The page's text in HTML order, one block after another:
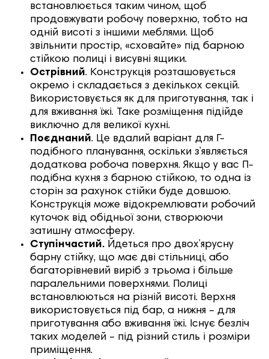
встановлюється таким чином, щоб
продовжувати робочу поверхню, тобто на
одній висоті з іншими меблями. Щоб
звільнити простір, «сховайте» під барною
стійкою полиці і висувні ящики.
Острівний. Конструкція розташовується
окремо і складається з декількох секцій.
Використовується як для приготування, так і
для вживання їжі. Таке розміщення підійде
виключно для великої кухні.
Поєднаний. Це вдалий варіант для Г-
подібного планування, оскільки з’являється
додаткова робоча поверхня. Якщо у вас П-
подібна кухня з барною стійкою, то одна із
сторін за рахунок стійки буде довшою.
Конструкція може відокремлювати робочий
куточок від обідньої зони, створюючи
затишну атмосферу.
Ступінчастий. Йдеться про двох’ярусну
барну стійку, що має дві стільниці, або
багаторівневий виріб з трьома і більше
паралельними поверхнями. Полиці
встановлюються на різній висоті. Верхня
використовується під бар, а нижня – для
приготування або вживання їжі. Існує безліч
таких моделей – під різний стиль і розміри
приміщення.